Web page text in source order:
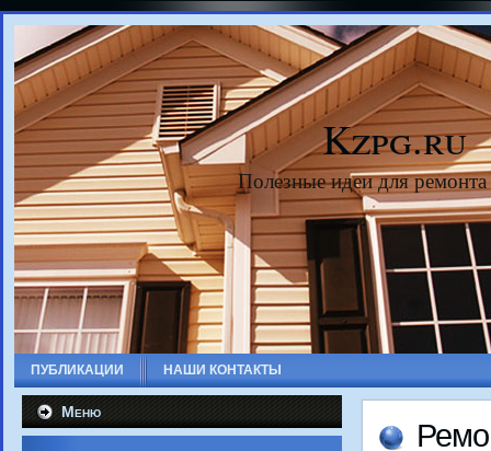
Kzpg.ru
Полезные идеи для
ПУБЛИКАЦИИ НАШИ КОНТАКТЫ
Меню